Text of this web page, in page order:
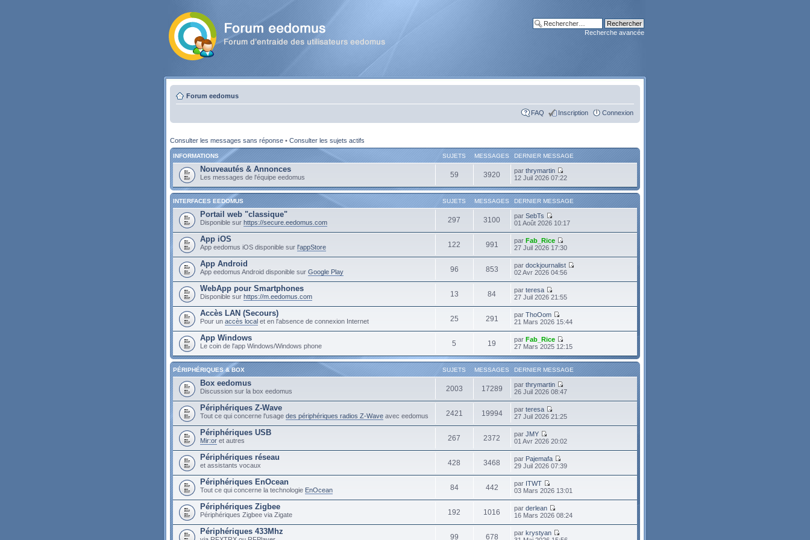
Recherche avancée
Forum eedomus
FAQ Inscription Connexion
Consulter les messages sans réponse • Consulter les sujets actifs
INFORMATIONS SUJETS MESSAGES DERNIER MESSAGE
Nouveautés & Annonces
Les messages de l'équipe eedomus 59 3920 parthrymartin
12 Juil 2026 07:22
INTERFACES EEDOMUS SUJETS MESSAGES DERNIER MESSAGE
Portail web "classique"
Disponible sur https://secure.eedomus.com 297 3100 parSebTs
01 Août 2026 10:17
App iOS
App eedomus iOS disponible sur l'appStore 122 991 parFab_Rice
27 Juil 2026 17:30
App Android
App eedomus Android disponible sur Google Play 96 853 pardockjournalist
02 Avr 2026 04:56
WebApp pour Smartphones
Disponible sur https://m.eedomus.com 13 84 parteresa
27 Juil 2026 21:55
Accès LAN (Secours)
Pour un accès local et en l'absence de connexion Internet 25 291 parThoOom
21 Mars 2026 15:44
App Windows
Le coin de l'app Windows/Windows phone 5 19 parFab_Rice
27 Mars 2025 12:15
PÉRIPHÉRIQUES & BOX SUJETS MESSAGES DERNIER MESSAGE
Box eedomus
Discussion sur la box eedomus 2003 17289 parthrymartin
26 Juil 2026 08:47
Périphériques Z-Wave
Tout ce qui concerne l'usage des périphériques radios Z-Wave avec eedomus 2421 19994 parteresa
27 Juil 2026 21:25
Périphériques USB
Mir:or et autres 267 2372 parJMY
01 Avr 2026 20:02
Périphériques réseau
et assistants vocaux 428 3468 par Pajemafa
29 Juil 2026 07:39
Périphériques EnOcean
Tout ce qui concerne la technologie EnOcean 84 442 par ITWT
03 Mars 2026 13:01
Périphériques Zigbee
Périphériques Zigbee via Zigate 192 1016 parderlean
16 Mars 2026 08:24
Périphériques 433Mhz
99 678 parkrystyan